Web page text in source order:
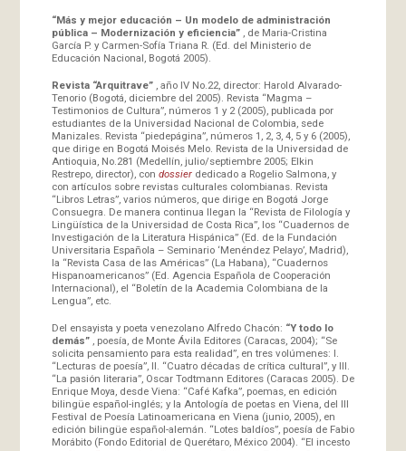
“Más y mejor educación – Un modelo de administración
pública – Modernización y eficiencia”
, de Maria-Cristina
García P. y Carmen-Sofía Triana R. (Ed. del Ministerio de
Educación Nacional, Bogotá 2005).
Revista “Arquitrave” , año IV No.22, director: Harold Alvarado-
Tenorio (Bogotá, diciembre del 2005). Revista “Magma –
Testimonios de Cultura”, números 1 y 2 (2005), publicada por
estudiantes de la Universidad Nacional de Colombia, sede
Manizales. Revista “piedepágina”, números 1, 2, 3, 4, 5 y 6 (2005),
que dirige en Bogotá Moisés Melo. Revista de la Universidad de
Antioquia, No.281 (Medellín, julio/septiembre 2005; Elkin
Restrepo, director), con dossierdedicado a Rogelio Salmona, y
con artículos sobre revistas culturales colombianas. Revista
“Libros Letras”, varios números, que dirige en Bogotá Jorge
Consuegra. De manera continua llegan la “Revista de Filología y
Lingüística de la Universidad de Costa Rica”, los “Cuadernos de
Investigación de la Literatura Hispánica” (Ed. de la Fundación
Universitaria Española – Seminario ‘Menéndez Pelayo’, Madrid),
la “Revista Casa de las Américas” (La Habana), “Cuadernos
Hispanoamericanos” (Ed. Agencia Española de Cooperación
Internacional), el “Boletín de la Academia Colombiana de la
Lengua”, etc.
Del ensayista y poeta venezolano Alfredo Chacón: “Y todo lo
demás”
, poesía, de Monte Ávila Editores (Caracas, 2004); “Se
solicita pensamiento para esta realidad”, en tres volúmenes: I.
“Lecturas de poesía”, II. “Cuatro décadas de crítica cultural”, y III.
“La pasión literaria”, Oscar Todtmann Editores (Caracas 2005). De
Enrique Moya, desde Viena: “Café Kafka”, poemas, en edición
bilingüe español-inglés; y la Antología de poetas en Viena, del III
Festival de Poesía Latinoamericana en Viena (junio, 2005), en
edición bilingüe español-alemán. “Lotes baldíos”, poesía de Fabio
Morábito (Fondo Editorial de Querétaro, México 2004). “El incesto